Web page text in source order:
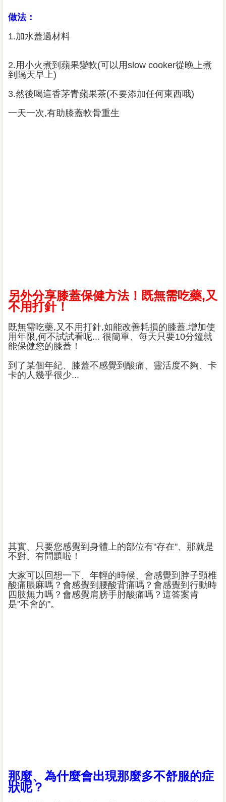
做法：
1.加水蓋過材料
2.用小火煮到蘋果變軟(可以用slow cooker從晚上煮
到隔天早上)
3.然後喝這香茅青蘋果茶(不要添加任何東西哦)
一天一次,有助膝蓋軟骨重生
另外分享膝蓋保健方法！既無需吃藥,又
不用打針！
既無需吃藥,又不用打針,如能改善耗損的膝蓋,增加使
用年限,何不試試看呢... 很簡單、每天只要10分鐘就
能保健您的膝蓋！
到了某個年紀、膝蓋不感覺到酸痛、靈活度不夠、卡
卡的人幾乎很少...
其實、只要您感覺到身體上的部位有"存在"、那就是
不對、有問題啦！
大家可以回想一下、年輕的時候、會感覺到脖子頸椎
酸痛脹麻嗎？會感覺到腰酸背痛嗎？會感覺到行動時
四肢無力嗎？會感覺肩膀手肘酸痛嗎？這答案肯
是"不會的"。
那麼、為什麼會出現那麼多不舒服的症
狀呢？